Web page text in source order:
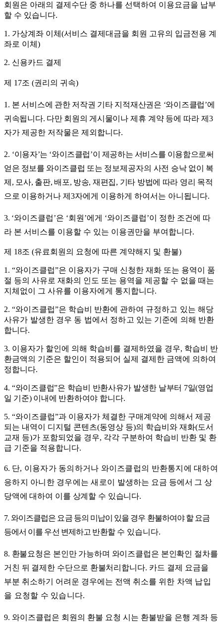
회원은 아래의 결제수단 중 하나를 선택하여 이용요금을 납부
할 수 있습니다.
1. 가상계좌 이체 (서비스 결제대금을 회원 고유의 입금전용 계
좌로 이체 )
2. 신용카드 결제
제 17조 (권리의 귀속)
1. 본 서비스에 관한 저작권 기타 지적재산권은 ‘와이즈클럽’에
귀속됩니다. 다만 회원의 게시물이나 제휴 계 약 등에 따라 제3
자가 제공한 저작물은 제외합니다.
2. ‘이용자’는 ‘와이즈클럽’이 제공하는 서비스를 이용함으로써
얻은 정보를 와이즈클럽 또는 정보제공자의 사전 승낙 없이 복
제 , 모사, 출판, 배포, 방송, 재편집, 기타 방법에 따라 영리 목적
으로 이용하거나 제 3자에게 이용하게 하여서는 아니됩니다.
3. ‘와이즈클럽’은 ‘회원 ’에게 ‘와이즈클럽’이 정한 조건에 따
라 본 서비스를 이용할 수 있는 이용권만을 부여합니다.
제 18조 (유료회원의 요청에 따른 계약해지 및 환불)
1. “와이즈클럽”은 이용자가 구매 신청한 재화 또는 용역이 품
절 등의 사유로 재화의 인도 또는 용역을 제공할 수 없을 때는
지체없이 그 사유를 이용자에게 통지합니다.
2. “와이즈클럽”은 학습비 반환에 관하여 규정하고 있는 해당
사유가 발생한 경우 동 법에서 정하고 있는 기준에
의해 반환
합니다.
3. 이용자가 할인에 의해 학습비를 결제하였을 경우, 학습비 반
환금액의 기준은 할인이 적용되어 실제 결제한 금액에 의하여
정합니다.
4. “와이즈클럽”은 학습비 반환사유가 발생한 날부터 7일(영업
일 기준) 이내에 반환하여야 합니다.
5. “와이즈클럽”과 이용자가 체결한 구매계약에 의해서 제공
되는 내역이 디지털 콘텐츠(동영상 등)의 학습비와 재화(도서
교재 등)가 포함되었을 경우, 각각 구분하여 학습비 반환 및 환
급 기준을 적용합니다.
6. 단, 이용자가 동의하거나 와이즈클럽의 반환통지에 대하여
응하지 아니한 경우에는 새로이 발생하는 요금 등에서 그 상
당액에 대하여 이를 상계할 수 있습니다.
7. 와이즈클럽은 요금 등의 미납이 있을 경우 환불하여야 할 요금
등에서 이를 우선 변제하고 반환할 수 있습니다.
8. 환불요청은 본인만 가능하며 와이즈클럽은 본인확인 절차를
거친 뒤 결제한 수단으로 환불처리 합니다. 카드 결제 요금을
부분 취소하기 어려운 경우에는 전액 취소를 위 한 차액 납입
을 요청할 수 있습니다.
9. 와이즈클럽은 회원의 환불 요청 시는 환불받을 은행 계좌 등